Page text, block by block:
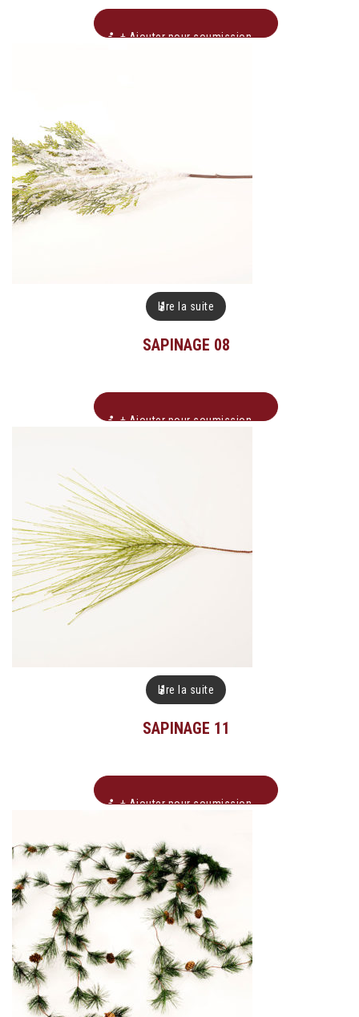
+ Ajouter pour soumission
Lire la suite
SAPINAGE 08
+ Ajouter pour soumission
Lire la suite
SAPINAGE 11
+ Ajouter pour soumission